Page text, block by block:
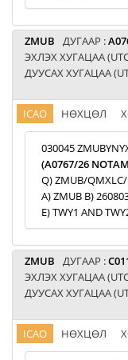
ZMUB ДУГААР :
ЭХЛЭХ ХУГАЦАА
ДУУСАХ ХУГАЦАА
ICAO НӨХЦӨЛ
030045
(A0767/26
Q) ZMUB/
A) ZMUB B)
E) TWY1 AND
ZMUB ДУГААР :
ЭХЛЭХ ХУГАЦАА
ДУУСАХ ХУГАЦАА
ICAO НӨХЦӨЛ